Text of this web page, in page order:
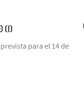
(I)
para el 14 de